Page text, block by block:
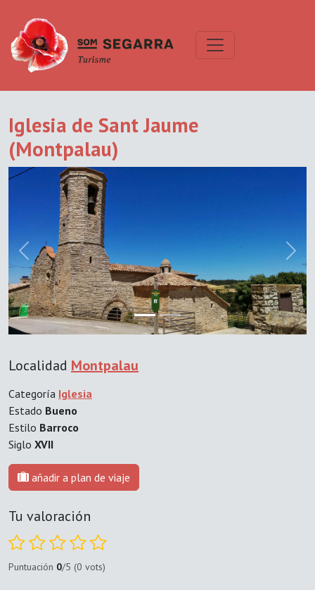
Iglesia de Sant Jaume
(Montpalau)
Previous Next
Localidad Montpalau
Categoría Iglesia
Estado Bueno
Estilo Barroco
Siglo XVII
añadir a plan de viaje
Tu valoración
Puntuación 0/5 (0 vots)